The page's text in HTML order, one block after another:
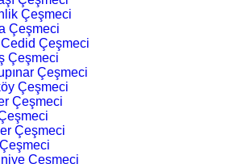
Çeşmeci
Çeşmeci
Çeşmeci
Çeşmeci
Çeşmeci
Çeşmeci
Çeşmeci
Çeşmeci
Çeşmeci